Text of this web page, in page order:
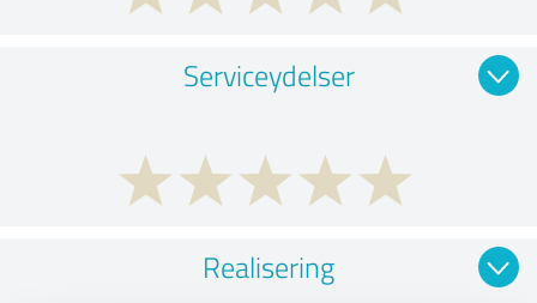
Serviceydelser
Realisering